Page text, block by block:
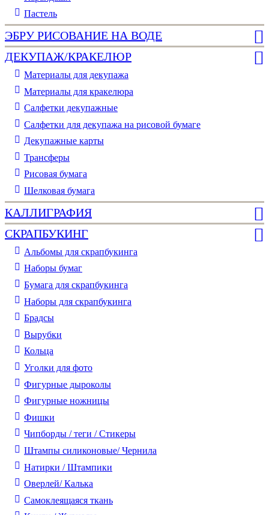
Пастель
ЭБРУ РИСОВАНИЕ НА ВОДЕ
ДЕКУПАЖ/КРАКЕЛЮР
Материалы для декупажа
Материалы для кракелюра
Cалфетки декупажные
Салфетки для декупажа на рисовой бумаге
Декупажные карты
Трансферы
Рисовая бумага
Шелковая бумага
КАЛЛИГРАФИЯ
СКРАПБУКИНГ
Альбомы для скрапбукинга
Наборы бумаг
Бумага для скрапбукинга
Наборы для скрапбукинга
Брадсы
Вырубки
Кольца
Уголки для фото
Фигурные дыроколы
Фигурные ножницы
Фишки
Чипборды / теги / Стикеры
Штампы силиконовые/ Чернила
Натирки / Штампики
Оверлей/ Калька
Самоклеящаяся ткань